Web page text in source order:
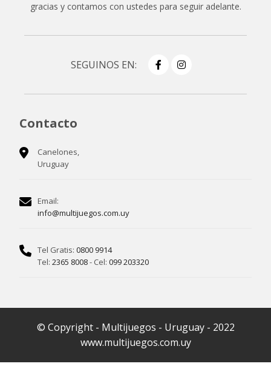
gracias y contamos con ustedes para seguir adelante.
SEGUINOS EN:
Contacto
Canelones,
Uruguay
Email:
info@multijuegos.com.uy
Tel Gratis: 0800 9914
Tel: 2365 8008- Cel: 099 203320
© Copyright - Multijuegos - Uruguay - 2022
www.multijuegos.com.uy